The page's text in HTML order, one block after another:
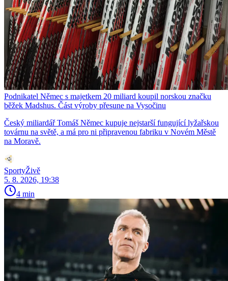
Podnikatel Němec s majetkem 20 miliard koupil norskou značku
běžek Madshus. Část výroby přesune na Vysočinu
Český miliardář Tomáš Němec kupuje nejstarší fungující lyžařskou
továrnu na světě, a má pro ni připravenou fabriku v Novém Městě
na Moravě.
SportyŽivě
5. 8. 2026, 19:38
4 min